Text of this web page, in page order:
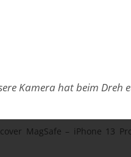
Kamera hat beim Dreh
MagSafe – iPhone 13